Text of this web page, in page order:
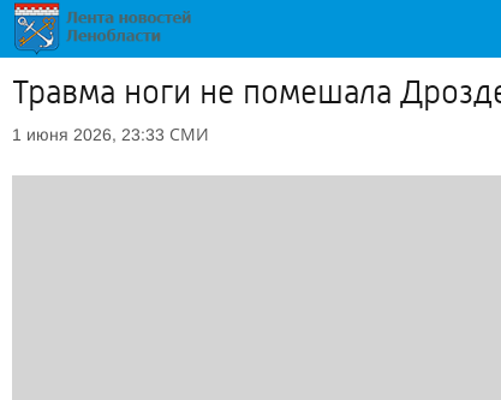
Травма ноги не помешала
1 июня 2026, 23:33 СМИ